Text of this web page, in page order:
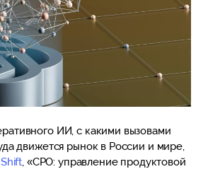
ИИ, с какими вызовами
движется рынок в России и мире,
, «CPO: управление продуктовой